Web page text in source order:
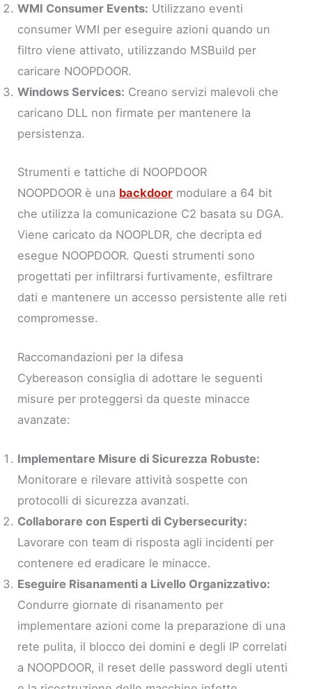
WMI Consumer Events: Utilizzano eventi
consumer WMI per eseguire azioni quando un
filtro viene attivato, utilizzando MSBuild per
caricare NOOPDOOR.
Windows Services: Creano servizi malevoli che
caricano DLL non firmate per mantenere la
persistenza.
Strumenti e tattiche di NOOPDOOR
NOOPDOOR è una backdoor modulare a 64 bit
che utilizza la comunicazione C2 basata su DGA.
Viene caricato da NOOPLDR, che decripta ed
esegue NOOPDOOR. Questi strumenti sono
progettati per infiltrarsi furtivamente, esfiltrare
dati e mantenere un accesso persistente alle reti
compromesse.
Raccomandazioni per la difesa
Cybereason consiglia di adottare le seguenti
misure per proteggersi da queste minacce
avanzate:
Implementare Misure di Sicurezza Robuste:
Monitorare e rilevare attività sospette con
protocolli di sicurezza avanzati.
Collaborare con Esperti di Cybersecurity:
Lavorare con team di risposta agli incidenti per
contenere ed eradicare le minacce.
Eseguire Risanamenti a Livello Organizzativo:
Condurre giornate di risanamento per
implementare azioni come la preparazione di una
rete pulita, il blocco dei domini e degli IP correlati
a NOOPDOOR, il reset delle password degli utenti